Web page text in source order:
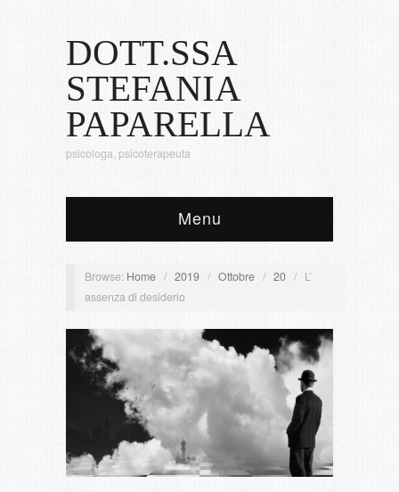
DOTT.SSA
STEFANIA
PAPARELLA
psicologa, psicoterapeuta
Menu
Browse: Home / 2019 / Ottobre / 20 / L’
assenza di desiderio